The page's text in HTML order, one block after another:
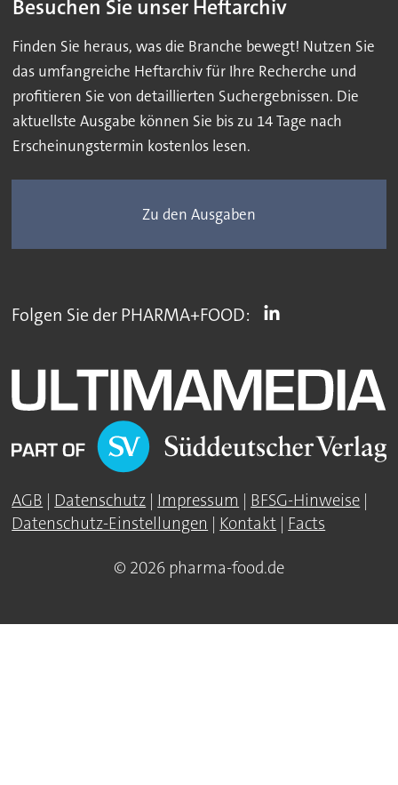
Besuchen Sie unser Heftarchiv
Finden Sie heraus, was die Branche bewegt! Nutzen Sie
das umfangreiche Heftarchiv für Ihre Recherche und
profitieren Sie von detaillierten Suchergebnissen. Die
aktuellste Ausgabe können Sie bis zu 14 Tage nach
Erscheinungstermin kostenlos lesen.
Zu den Ausgaben
Folgen Sie der PHARMA+FOOD:
AGB | Datenschutz | Impressum | BFSG-Hinweise |
Datenschutz-Einstellungen | Kontakt | Facts
© 2026 pharma-food.de